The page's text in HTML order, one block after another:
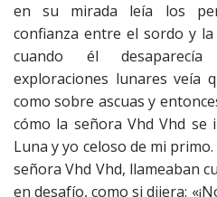
en su mirada leía los
confianza entre el sordo y
cuando él
exploraciones lunares veía
como sobre ascuas y
cómo la señora Vhd Vhd se
Luna y yo celoso de mi
señora Vhd Vhd, llameaban
en desafío, como si dijera: